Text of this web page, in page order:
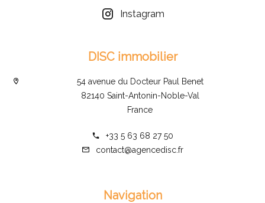
Instagram
DISC immobilier
54 avenue du Docteur Paul Benet
82140 Saint-Antonin-Noble-Val
France
+33 5 63 68 27 50
contact@agencedisc.fr
Navigation